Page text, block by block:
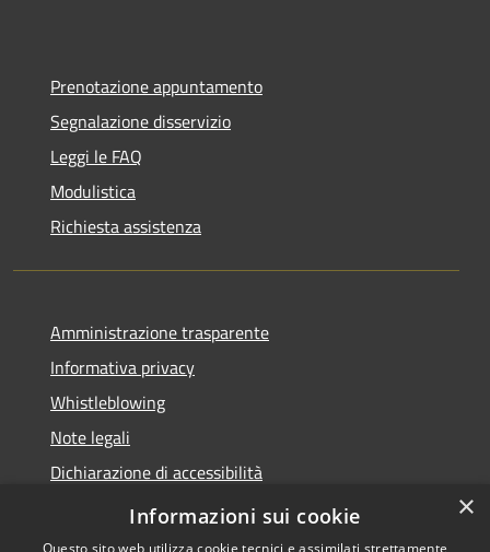
Prenotazione appuntamento
Segnalazione disservizio
Leggi le FAQ
Modulistica
Richiesta assistenza
Amministrazione trasparente
Informativa privacy
Whistleblowing
Note legali
Dichiarazione di accessibilità
Piano di miglioramento
×
Informazioni sui cookie
Questo sito web utilizza cookie tecnici e assimilati strettamente